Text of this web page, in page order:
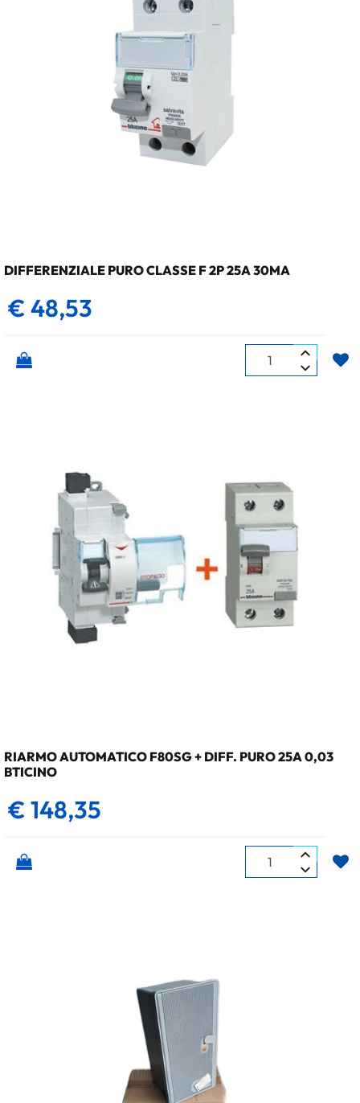
DIFFERENZIALE PURO CLASSE F 2P 25A 30MA
€ 48,53
Quantità
RIARMO AUTOMATICO F80SG + DIFF. PURO 25A 0,03
BTICINO
€ 148,35
Quantità